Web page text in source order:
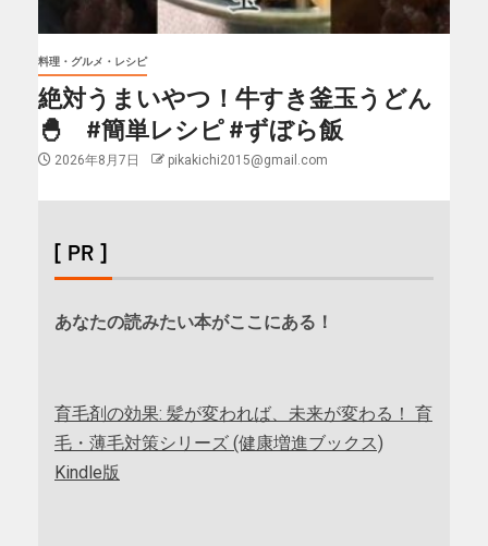
料理・グルメ・レシピ
絶対うまいやつ！牛すき釜玉うどん
🐣 #簡単レシピ #ずぼら飯
2026年8月7日 pikakichi2015@gmail.com
[ PR ]
あなたの読みたい本がここにある！
育毛剤の効果: 髪が変われば、未来が変わる！ 育
毛・薄毛対策シリーズ (健康増進ブックス)
Kindle版